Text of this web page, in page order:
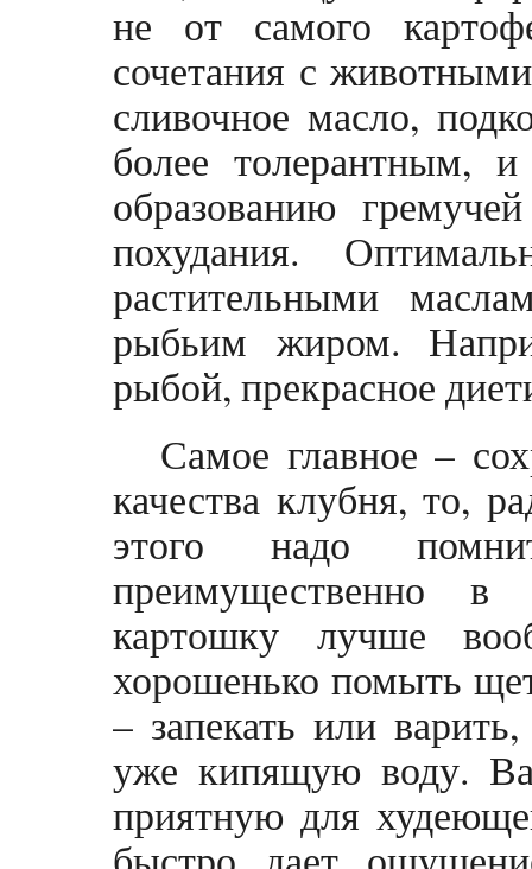
не от самого
сочетания с
сливочное масло,
более толерантным,
образованию
похудания.
растительными
рыбьим жиром.
рыбой, прекрасное
Самое главное –
качества клубня, то,
этого надо
преимущественно
картошку лучше
хорошенько помыть
– запекать или
уже кипящую воду.
приятную для